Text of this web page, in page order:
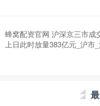
蜂窝配资官网 沪深京三市成
上日此时放量383亿元_沪市